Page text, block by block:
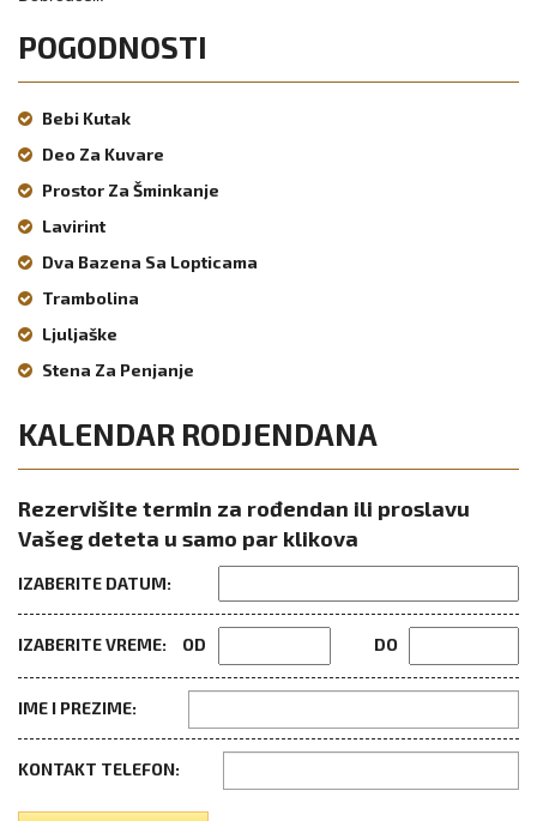
POGODNOSTI
Bebi Kutak
Deo Za Kuvare
Prostor Za Šminkanje
Lavirint
Dva Bazena Sa Lopticama
Trambolina
Ljuljaške
Stena Za Penjanje
KALENDAR RODJENDANA
Rezervišite termin za rođendan ili proslavu
Vašeg deteta u samo par klikova
IZABERITE DATUM:
IZABERITE VREME: OD DO
IME I PREZIME:
KONTAKT TELEFON: